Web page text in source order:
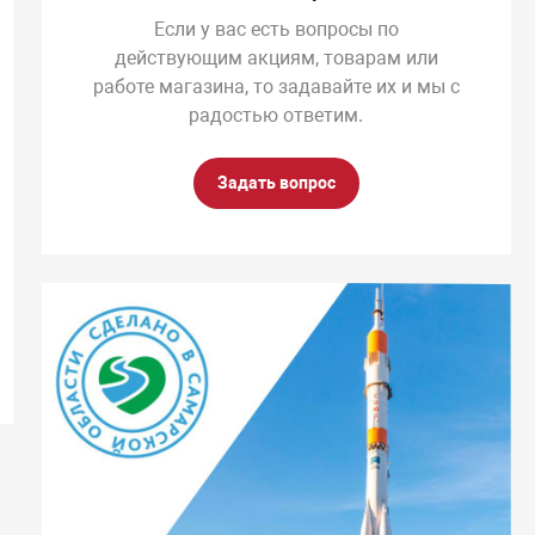
Если у вас есть вопросы по
действующим акциям, товарам или
работе магазина, то задавайте их и мы с
радостью ответим.
Задать вопрос